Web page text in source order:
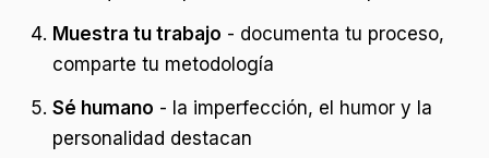
Muestra tu trabajo - documenta tu proceso,
comparte tu metodología
Sé humano - la imperfección, el humor y la
personalidad destacan